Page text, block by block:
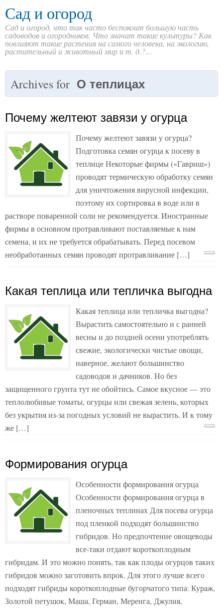
Сад и огород
Сад и огород, что так часто беспокоит большую часть
садоводов и огородников. Что значат такие культуры? Как
повлияют такие растения на самого человека, на экологию,
растительный и животный мир и т. д.?…
Archives for О теплицах
Почему желтеют завязи у огурца
Почему желтеют завязи у огурца?
Подготовка семян огурца к посеву в
теплице Некоторые фирмы («Гавриш»)
проводят термическую обработку семян
для уничтожения вирусной инфекции,
поэтому их сортировка в воде или в
растворе поваренной соли не рекомендуется. Иностранные
фирмы в основном протравливают поставляемые к нам
семена, и их не требуется обрабатывать. Перед посевом
необработанных семян проводят протравливание […]
Какая теплица или тепличка выгодна
Какая теплица или тепличка выгодна?
Вырастить самостоятельно и с ранней
весны и до поздней осени употреблять
свежие, экологически чистые овощи,
наверное, желают большинство
садоводов и дачников. Но без
защищенного грунта тут не обойтись. Самое вкусное — это
теплолюбивые томаты, огурцы или свежая зелень, которых
без укрытия из-за погодных условий не вырастить. И к тому
же […]
Формирования огурца
Особенности формирования огурца
Особенности формирования огурца в
пленочных теплинах Для посева огурца
под пленкой подходят большинство
гибридов. Но предпочтение овощеводы
все-таки отдают короткоплодным
гибридам. И это можно понять, так как плоды огурцов таких
гибридов можно заготовить впрок. Для этого лучше всего
подходят гибриды короткоплодные бугорчатого типа: Кураж,
Золотой петушок, Маша, Герман, Меренга, Джулия,